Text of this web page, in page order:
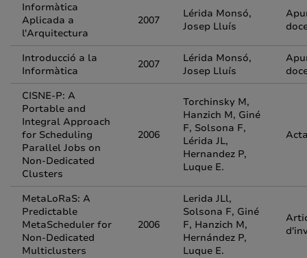
Informàtica
Aplicada a
l'Arquitectura
2007
Lérida Monsó,
Josep Lluís
Introducció a la
Informàtica
2007
Lérida Monsó,
Josep Lluís
CISNE-P: A
Portable and
Integral Approach
for Scheduling
Parallel Jobs on
Non-Dedicated
Clusters
2006
Torchinsky M,
Hanzich M, Giné
F, Solsona F,
Lérida JL,
Hernandez P,
Luque E.
MetaLoRaS: A
Predictable
MetaScheduler for
Non-Dedicated
Multiclusters
2006
Lerida JLl,
Solsona F, Giné
F, Hanzich M,
Hernández P,
Luque E.